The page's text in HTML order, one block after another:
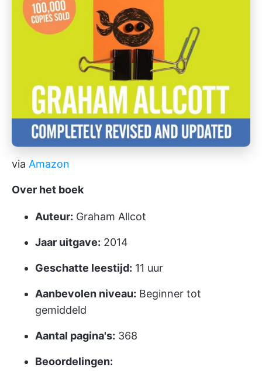
via Amazon
Over het boek
Auteur: Graham Allcot
Jaar uitgave: 2014
Geschatte leestijd: 11 uur
Aanbevolen niveau: Beginner tot
gemiddeld
Aantal pagina's: 368
Beoordelingen: